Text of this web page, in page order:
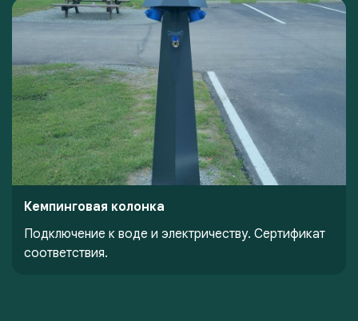
Кемпинговая колонка
Подключение к воде и электричеству. Сертификат
соответствия.